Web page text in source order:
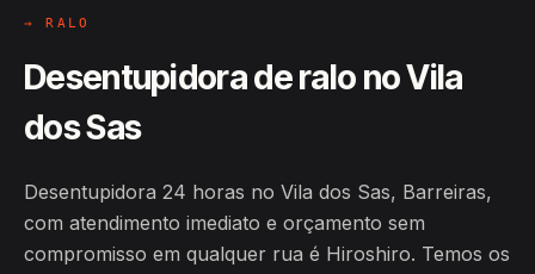
→ RALO
Desentupidora de ralo no Vila
dos Sas
Desentupidora 24 horas no Vila dos Sas, Barreiras,
com atendimento imediato e orçamento sem
compromisso em qualquer rua é Hiroshiro. Temos os